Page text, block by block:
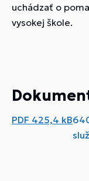
uchádzať o
vysokej škole.
PDF 425,4 kB